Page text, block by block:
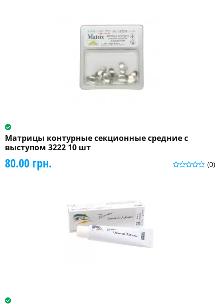
Матрицы контурные секционные средние с
выступом 3222 10 шт
(0)
80.00 грн.